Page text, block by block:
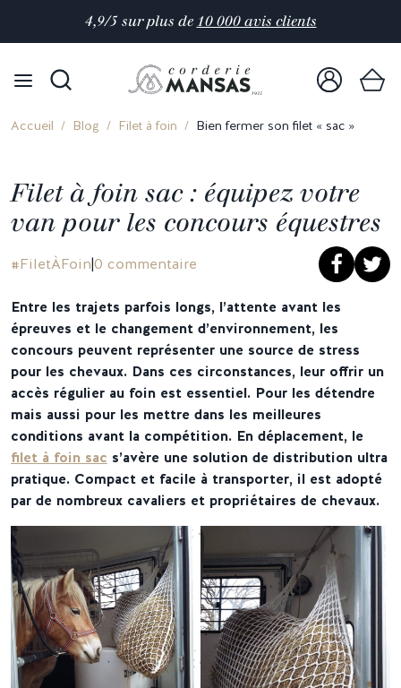
4,9/5 sur plus de 10 000 avis clients
Accueil Blog Filet à foin Bien fermer son filet « sac »
Filet à foin sac : équipez votre
van pour les concours équestres
#FiletÀFoin0 commentaire
Entre les trajets parfois longs, l’attente avant les
épreuves et le changement d’environnement, les
concours peuvent représenter une source de stress
pour les chevaux. Dans ces circonstances, leur offrir un
accès régulier au foin est essentiel. Pour les détendre
mais aussi pour les mettre dans les meilleures
conditions avant la compétition. En déplacement, le
filet à foin sac s’avère une solution de distribution ultra
pratique. Compact et facile à transporter, il est adopté
par de nombreux cavaliers et propriétaires de chevaux.